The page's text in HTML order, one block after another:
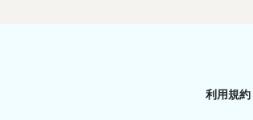
利用規約